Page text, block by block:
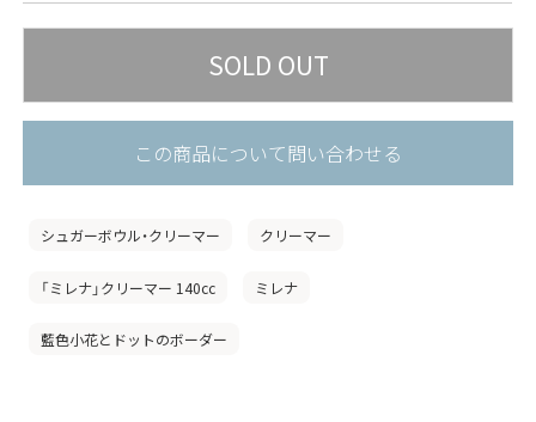
この商品について問い合わせる
シュガーボウル・クリーマー クリーマー
「ミレナ」クリーマー 140cc ミレナ
藍色小花とドットのボーダー